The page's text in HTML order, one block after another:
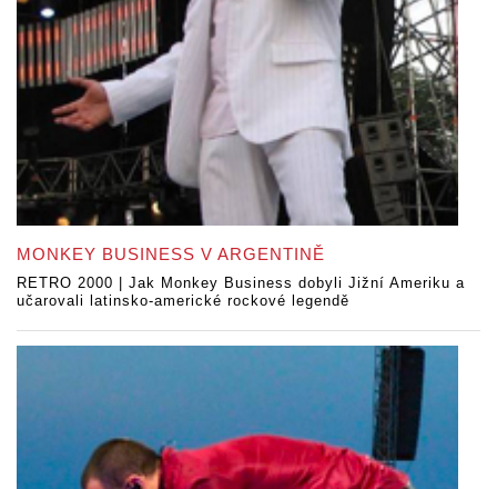
MONKEY BUSINESS V ARGENTINĚ
RETRO 2000 | Jak Monkey Business dobyli Jižní Ameriku a
učarovali latinsko-americké rockové legendě